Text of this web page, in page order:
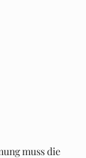
muss die